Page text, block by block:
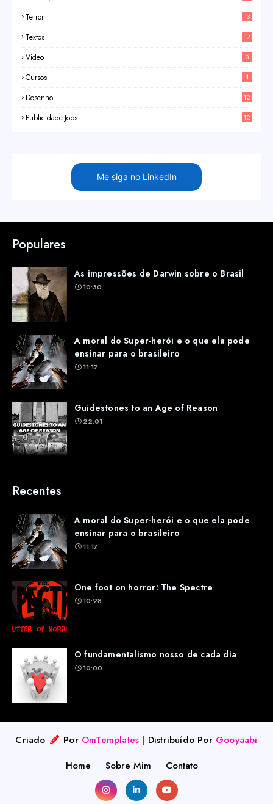
Terror 13
Textos 17
Video 3
Cursos 1
Desenho 12
Publicidade-Jobs 12
Me siga no LinkedIn
Populares
As impressões de Darwin sobre o Brasil
10:30
A moral do Super-herói e o que ela pode
ensinar para o brasileiro
11:17
Guidestones to an Age of Reason
22:01
Recentes
A moral do Super-herói e o que ela pode
ensinar para o brasileiro
11:17
One foot on horror: The Spectre
10:28
O fundamentalismo nosso de cada dia
10:00
Criado Por OmTemplates | Distribuído Por Gooyaabi
Home
Sobre Mim Contato